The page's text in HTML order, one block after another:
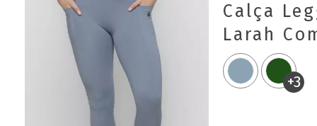
+3
Calça
Larah
Keep